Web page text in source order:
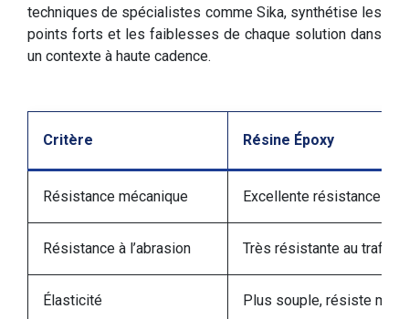
techniques de spécialistes comme Sika, synthétise les
points forts et les faiblesses de chaque solution dans
un contexte à haute cadence.
Critère Résine Époxy
Résistance mécanique Excellente résistance au
Résistance à l’abrasion Très résistante au trafic
Élasticité Plus souple, résiste